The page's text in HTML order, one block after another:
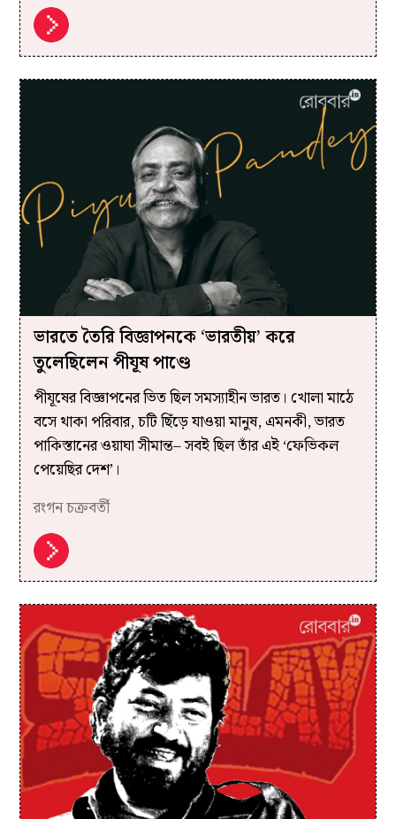
ভারতে তৈরি বিজ্ঞাপনকে ‘ভারতীয়’ করে
তুলেছিলেন পীযূষ পাণ্ডে
পীযূষের বিজ্ঞাপনের ভিত ছিল সমস্যাহীন ভারত। খোলা মাঠে
বসে থাকা পরিবার, চটি ছিঁড়ে যাওয়া মানুষ, এমনকী, ভারত
পাকিস্তানের ওয়াঘা সীমান্ত– সবই ছিল তাঁর এই ‘ফেভিকল
পেয়েছির দেশ’।
রংগন চক্রবর্তী